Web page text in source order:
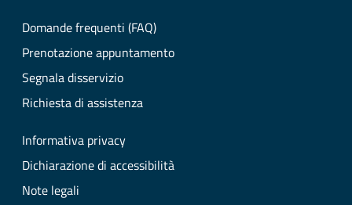
Domande frequenti (FAQ)
Prenotazione appuntamento
Segnala disservizio
Richiesta di assistenza
Informativa privacy
Dichiarazione di accessibilità
Note legali